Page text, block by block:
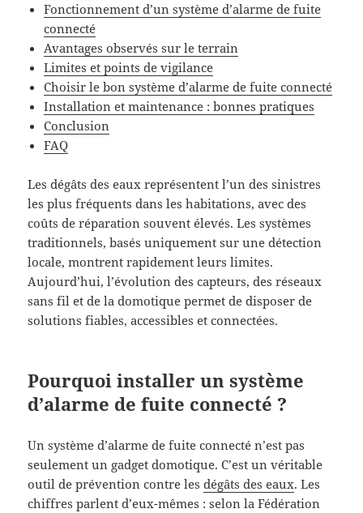
Fonctionnement d’un système d’alarme de fuite
connecté
Avantages observés sur le terrain
Limites et points de vigilance
Choisir le bon système d’alarme de fuite connecté
Installation et maintenance : bonnes pratiques
Conclusion
FAQ
Les dégâts des eaux représentent l’un des sinistres
les plus fréquents dans les habitations, avec des
coûts de réparation souvent élevés. Les systèmes
traditionnels, basés uniquement sur une détection
locale, montrent rapidement leurs limites.
Aujourd’hui, l’évolution des capteurs, des réseaux
sans fil et de la domotique permet de disposer de
solutions fiables, accessibles et connectées.
Pourquoi installer un système
d’alarme de fuite connecté ?
Un système d’alarme de fuite connecté n’est pas
seulement un gadget domotique. C’est un véritable
outil de prévention contre lesdégâts des eaux. Les
chiffres parlent d’eux-mêmes : selon la Fédération